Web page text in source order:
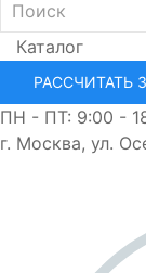
Каталог
РАССЧИТАТЬ
ПН - ПТ: 9:00 -
г. Москва, ул.